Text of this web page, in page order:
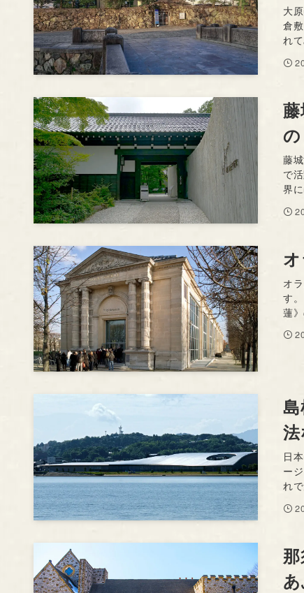
大
倉
れ
の
藤
で
界
オ
す
蓮
法
日
ー
れ